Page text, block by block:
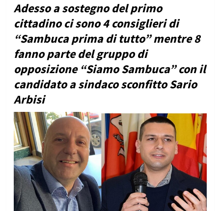
Adesso a sostegno del primo
cittadino ci sono 4 consiglieri di
“Sambuca prima di tutto” mentre 8
fanno parte del gruppo di
opposizione “Siamo Sambuca” con il
candidato a sindaco sconfitto Sario
Arbisi